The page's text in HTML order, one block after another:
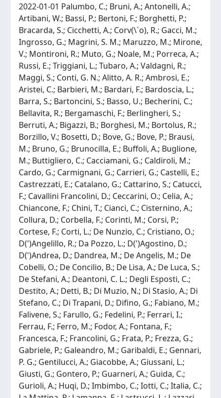
2022-01-01 Palumbo, C.; Bruni, A.; Antonelli, A.;
Artibani, W.; Bassi, P.; Bertoni, F.; Borghetti, P.;
Bracarda, S.; Cicchetti, A.; Corv(\`o), R.; Gacci, M.;
Ingrosso, G.; Magrini, S. M.; Maruzzo, M.; Mirone,
V.; Montironi, R.; Muto, G.; Noale, M.; Porreca, A.;
Russi, E.; Triggiani, L.; Tubaro, A.; Valdagni, R.;
Maggi, S.; Conti, G. N.; Alitto, A. R.; Ambrosi, E.;
Aristei, C.; Barbieri, M.; Bardari, F.; Bardoscia, L.;
Barra, S.; Bartoncini, S.; Basso, U.; Becherini, C.;
Bellavita, R.; Bergamaschi, F.; Berlingheri, S.;
Berruti, A.; Bigazzi, B.; Borghesi, M.; Bortolus, R.;
Borzillo, V.; Bosetti, D.; Bove, G.; Bove, P.; Brausi,
M.; Bruno, G.; Brunocilla, E.; Buffoli, A.; Buglione,
M.; Buttigliero, C.; Cacciamani, G.; Caldiroli, M.;
Cardo, G.; Carmignani, G.; Carrieri, G.; Castelli, E.;
Castrezzati, E.; Catalano, G.; Cattarino, S.; Catucci,
F.; Cavallini Francolini, D.; Ceccarini, O.; Celia, A.;
Chiancone, F.; Chini, T.; Cianci, C.; Cisternino, A.;
Collura, D.; Corbella, F.; Corinti, M.; Corsi, P.;
Cortese, F.; Corti, L.; De Nunzio, C.; Cristiano, O.;
D(')Angelillo, R.; Da Pozzo, L.; D(')Agostino, D.;
D(')Andrea, D.; Dandrea, M.; De Angelis, M.; De
Cobelli, O.; De Concilio, B.; De Lisa, A.; De Luca, S.;
De Stefani, A.; Deantoni, C. L.; Degli Esposti, C.;
Destito, A.; Detti, B.; Di Muzio, N.; Di Stasio, A.; Di
Stefano, C.; Di Trapani, D.; Difino, G.; Fabiano, M.;
Falivene, S.; Farullo, G.; Fedelini, P.; Ferrari, I.;
Ferrau, F.; Ferro, M.; Fodor, A.; Fontana, F.;
Francesca, F.; Francolini, G.; Frata, P.; Frezza, G.;
Gabriele, P.; Galeandro, M.; Garibaldi, E.; Gennari,
P. G.; Gentilucci, A.; Giacobbe, A.; Giussani, L.;
Giusti, G.; Gontero, P.; Guarneri, A.; Guida, C.;
Gurioli, A.; Huqi, D.; Imbimbo, C.; Iotti, C.; Italia, C.;